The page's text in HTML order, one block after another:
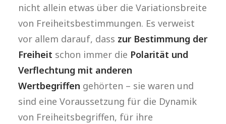
nicht allein etwas über die Variationsbreite
von Freiheitsbestimmungen. Es verweist
vor allem darauf, dass zur Bestimmung der
Freiheit schon immer die Polarität und
Verflechtung mit anderen
Wertbegriffen gehörten – sie waren und
sind eine Voraussetzung für die Dynamik
von Freiheitsbegriffen, für ihre